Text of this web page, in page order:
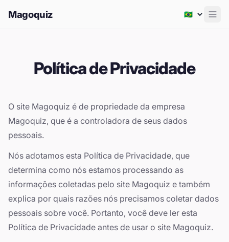
Magoquiz
Política de Privacidade
O site Magoquiz é de propriedade da empresa
Magoquiz, que é a controladora de seus dados
pessoais.
Nós adotamos esta Política de Privacidade, que
determina como nós estamos processando as
informações coletadas pelo site Magoquiz e também
explica por quais razões nós precisamos coletar dados
pessoais sobre você. Portanto, você deve ler esta
Política de Privacidade antes de usar o site Magoquiz.